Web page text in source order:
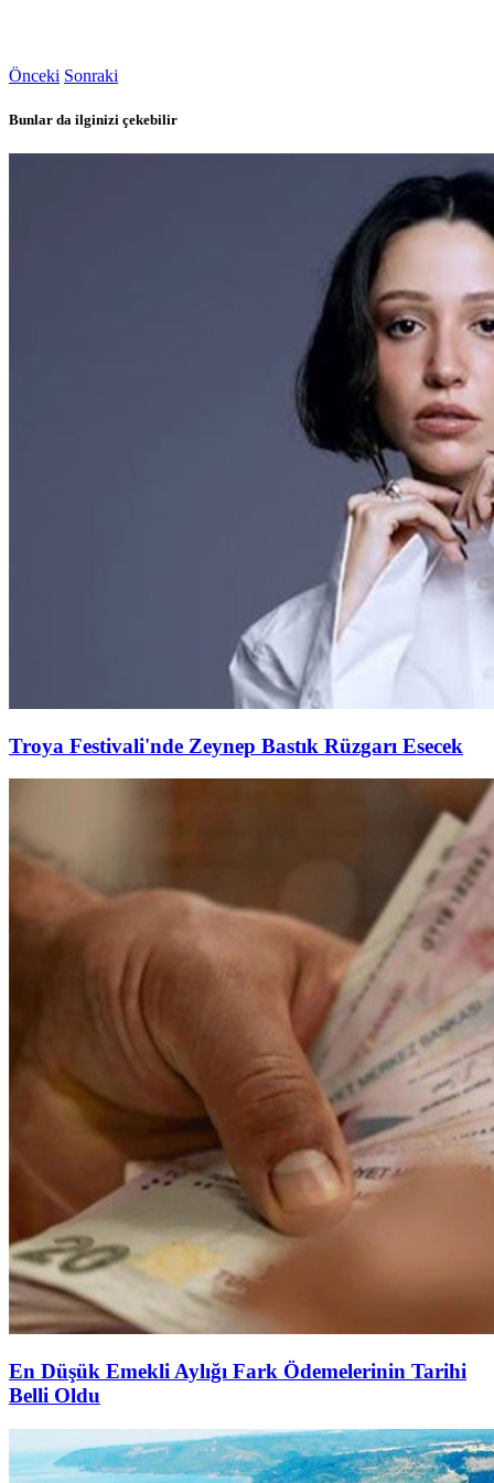
Önceki Sonraki
Bunlar da ilginizi çekebilir
Troya Festivali'nde Zeynep Bastık Rüzgarı Esecek
En Düşük Emekli Aylığı Fark Ödemelerinin Tarihi
Belli Oldu